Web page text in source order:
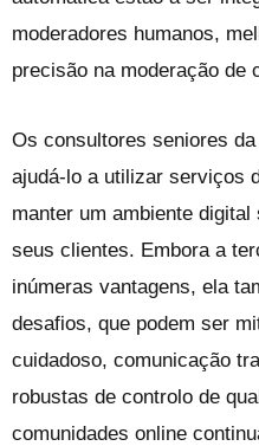
moderadores humanos,
precisão na moderação de
Os consultores seniores
ajudá-lo a utilizar serviços
manter um ambiente
seus clientes. Embora a
inúmeras vantagens, ela
desafios, que podem ser
cuidadoso, comunicação
robustas de controlo de
comunidades online